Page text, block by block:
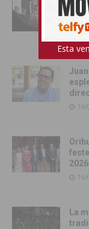
con
17/
2026
La
Esta